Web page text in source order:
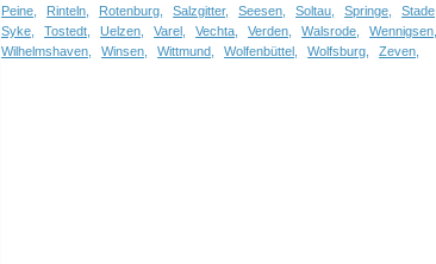
Peine,
Rinteln, Rotenburg, Salzgitter, Seesen, Soltau, Springe, Stade,
Syke,
Tostedt, Uelzen, Varel, Vechta, Verden, Walsrode, Wennigsen,
Wilhelmshaven,
Winsen, Wittmund, Wolfenbüttel, Wolfsburg, Zeven,